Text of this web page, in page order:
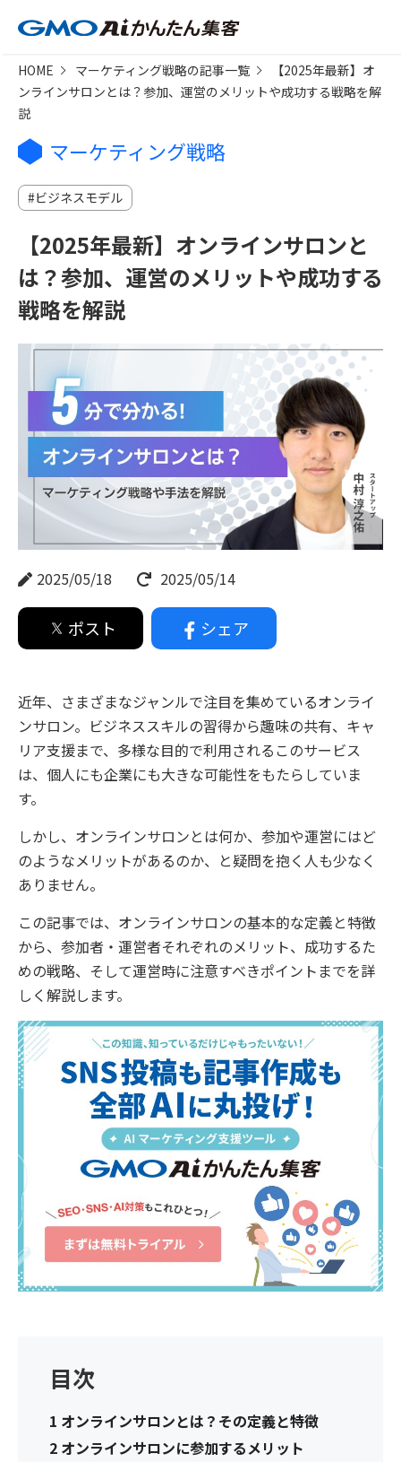
HOME マーケティング戦略の記事一覧
【2025年最新】オ
ンラインサロンとは？参加、運営のメリットや成功する戦略を解
説
マーケティング戦略
ビジネスモデル
【2025年最新】オンラインサロンと
は？参加、運営のメリットや成功する
戦略を解説
2025/05/18 2025/05/14
ポスト シェア
近年、さまざまなジャンルで注目を集めているオンライ
ンサロン。ビジネススキルの習得から趣味の共有、キャ
リア支援まで、多様な目的で利用されるこのサービス
は、個人にも企業にも大きな可能性をもたらしていま
す。
しかし、オンラインサロンとは何か、参加や運営にはど
のようなメリットがあるのか、と疑問を抱く人も少なく
ありません。
この記事では、オンラインサロンの基本的な定義と特徴
から、参加者・運営者それぞれのメリット、成功するた
めの戦略、そして運営時に注意すべきポイントまでを詳
しく解説します。
目次
1 オンラインサロンとは？その定義と特徴
2 オンラインサロンに参加するメリット